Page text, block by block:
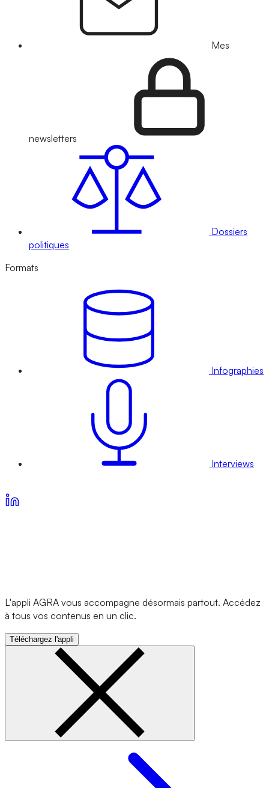
Mes
newsletters
Dossiers
politiques
Formats
Infographies
Interviews
L'appli AGRA vous accompagne désormais partout. Accédez
à tous vos contenus en un clic.
Téléchargez l'appli